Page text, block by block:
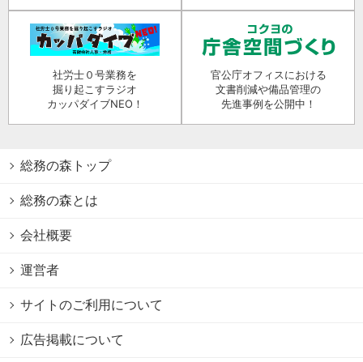
社労士０号業務を
掘り起こすラジオ
カッパダイブNEO！
官公庁オフィスにおける
文書削減や備品管理の
先進事例を公開中！
総務の森トップ
総務の森とは
会社概要
運営者
サイトのご利用について
広告掲載について